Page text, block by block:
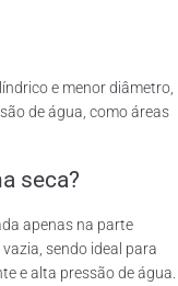
e menor diâmetro,
de água, como áreas
seca?
apenas na parte
sendo ideal para
e alta pressão de água.